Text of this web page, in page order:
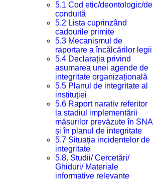
5.1 Cod etic/deontologic/de
conduită
5.2 Lista cuprinzând
cadourile primite
5.3 Mecanismul de
raportare a încălcărilor legii
5.4 Declarația privind
asumarea unei agende de
integritate organizațională
5.5 Planul de integritate al
instituției
5.6 Raport narativ referitor
la stadiul implementării
măsurilor prevăzute în SNA
și în planul de integritate
5.7 Situația incidentelor de
integritate
5.8. Studii/ Cercetări/
Ghiduri/ Materiale
informative relevante